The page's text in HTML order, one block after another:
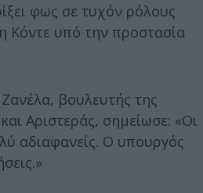
φως σε τυχόν ρόλους
Κόντε υπό την προστασία
βουλευτής της
Αριστεράς, σημείωσε: «Οι
αδιαφανείς. Ο υπουργός